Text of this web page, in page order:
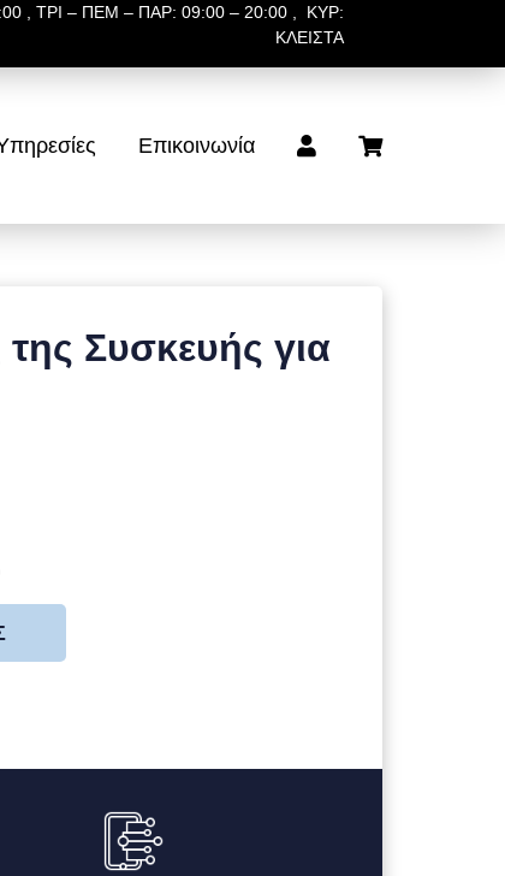
, ΤΡΙ – ΠΕΜ – ΠΑΡ: 09:00 – 20:00 , ΚΥΡ:
ΚΛΕΙΣΤΑ
Επικοινωνία
Συσκευής για